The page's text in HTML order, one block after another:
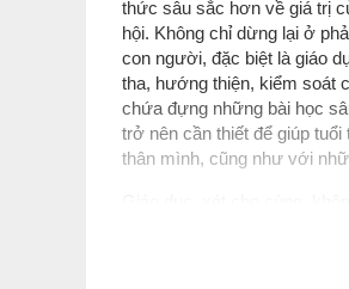
thức sâu sắc hơn về giá trị
hội. Không chỉ dừng lại ở
con người, đặc biệt là giáo
tha, hướng thiện, kiểm soát
chứa đựng những bài học
trở nên cần thiết để giúp
thân mình, cũng như với
và xã hội cần cùng nhau
Khi con người biết hướng
đổ vỡ trong các mối quan